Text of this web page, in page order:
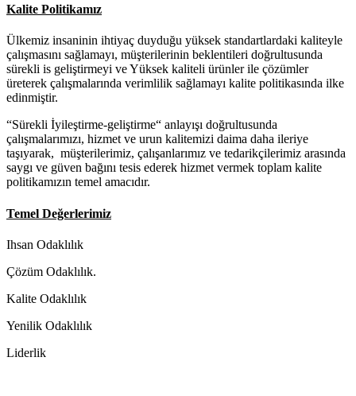
Kalite Politikamız
Ülkemiz insaninin ihtiyaç duyduğu yüksek standartlardaki kaliteyle
çalışmasını sağlamayı, müşterilerinin beklentileri doğrultusunda
sürekli is geliştirmeyi ve Yüksek kaliteli ürünler ile çözümler
üreterek çalışmalarında verimlilik sağlamayı kalite politikasında ilke
edinmiştir.
“Sürekli İyileştirme-geliştirme“ anlayışı doğrultusunda
çalışmalarımızı, hizmet ve urun kalitemizi daima daha ileriye
taşıyarak, müşterilerimiz, çalışanlarımız ve tedarikçilerimiz arasında
saygı ve güven bağını tesis ederek hizmet vermek toplam kalite
politikamızın temel amacıdır.
Temel Değerlerimiz
Ihsan Odaklılık
Çözüm Odaklılık.
Kalite Odaklılık
Yenilik Odaklılık
Liderlik